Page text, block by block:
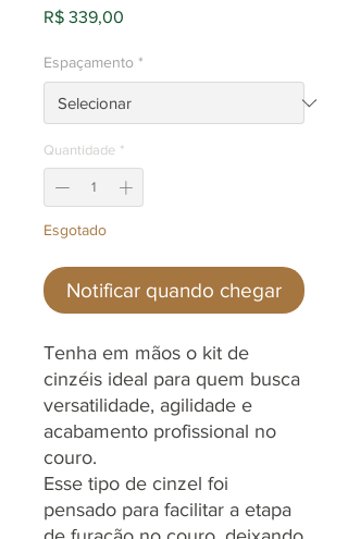
R$ 339,00
Espaçamento *
Quantidade *
Esgotado
Notificar quando chegar
Tenha em mãos o kit de
cinzéis ideal para quem busca
versatilidade, agilidade e
acabamento profissional no
couro.
Esse tipo de cinzel foi
pensado para facilitar a etapa